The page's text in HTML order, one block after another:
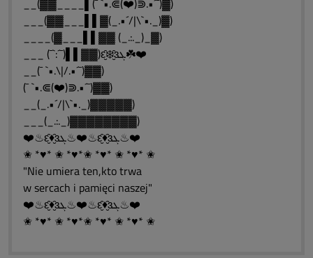
__(▓▓____▌(¯ `•.⋐(❤️)⋑.•´¯)▓)
___(▓▓___▌▌▓(_.•´/|\`•._)▓)
____(▓___▌▌▓▓ (_.:._)_▓)
___ (¯`:´¯)▌▌▓▓)ԑ̮̑❄️̮̑ɜܓ☘️❤️
__(¯ `•.\|/.•´¯)▓▓)
(¯ `•.⋐(❤️)⋑.•´¯)▓▓)
__(_.•´/|\`•._)▓▓▓▓▓)
___(_.:._)▓▓▓▓▓▓▓▓)
❤️♨ԑ̮̑♦̮̑ɜܓ♨❤️♨ԑ̮̑♦̮̑ɜܓ♨❤️
✬ *♥* ✬ *♥*✬ *♥* ✬ *♥* ✬
"Nie umiera ten,kto trwa
w sercach i pamięci naszej"
❤️♨ԑ̮̑♦̮̑ɜܓ♨❤️♨ԑ̮̑♦̮̑ɜܓ♨❤️
✬ *♥* ✬ *♥*✬ *♥* ✬ *♥* ✬